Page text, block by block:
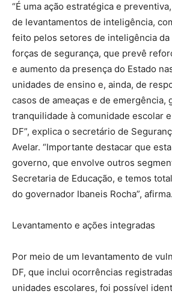
“É uma ação estratégica e
de levantamentos de inteligência,
feito pelos setores de inteligência da
forças de segurança, que prevê
e aumento da presença do Estado
unidades de ensino e, ainda, de
casos de ameaças e de emergência,
tranquilidade à comunidade escolar
DF”, explica o secretário de
Avelar. “Importante destacar que
governo, que envolve outros
Secretaria de Educação, e temos
do governador Ibaneis Rocha”, afirma.
Levantamento e ações integradas
Por meio de um levantamento de
DF, que inclui ocorrências
unidades escolares, foi possível